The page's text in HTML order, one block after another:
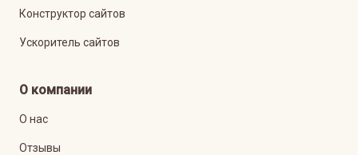
Конструктор сайтов
Ускоритель сайтов
О компании
О нас
Отзывы